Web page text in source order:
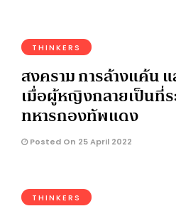
THINKERS
สงคราม การล้างแค้น
เมื่อผู้หญิงกลายเป็นที่
ทหารกองทัพแดง
Posted On 25 April 2022
THINKERS